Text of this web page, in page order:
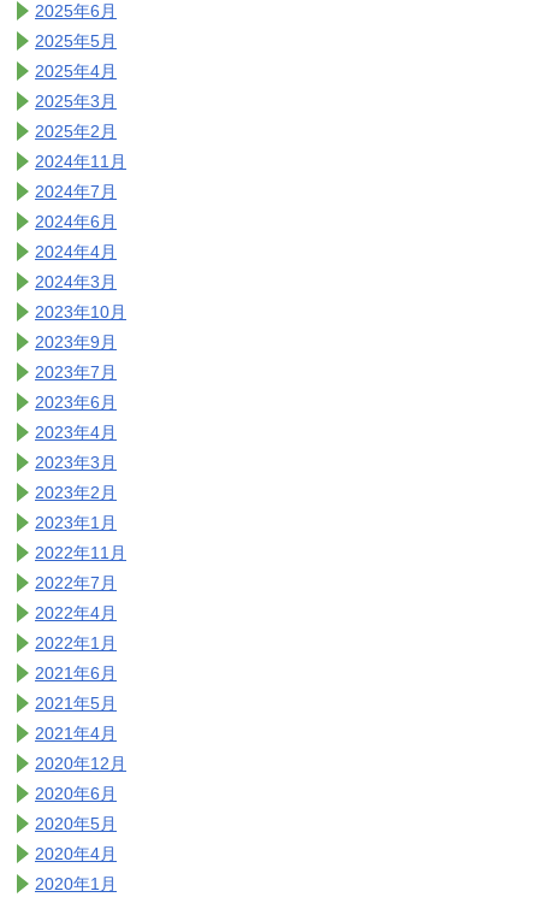
2025年6月
2025年5月
2025年4月
2025年3月
2025年2月
2024年11月
2024年7月
2024年6月
2024年4月
2024年3月
2023年10月
2023年9月
2023年7月
2023年6月
2023年4月
2023年3月
2023年2月
2023年1月
2022年11月
2022年7月
2022年4月
2022年1月
2021年6月
2021年5月
2021年4月
2020年12月
2020年6月
2020年5月
2020年4月
2020年1月